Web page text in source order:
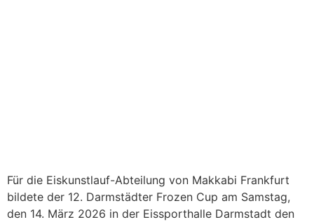
Für die Eiskunstlauf-Abteilung von Makkabi Frankfurt
bildete der 12. Darmstädter Frozen Cup am Samstag,
den 14. März 2026 in der Eissporthalle Darmstadt den